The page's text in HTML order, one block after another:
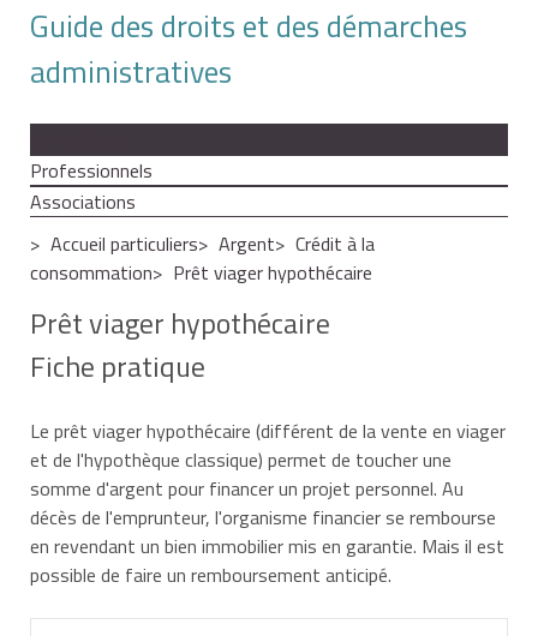
Guide des droits et des démarches
administratives
Professionnels
Associations
Accueil particuliers
Argent
Crédit à la
consommation
Prêt viager hypothécaire
Prêt viager hypothécaire
Fiche pratique
Le prêt viager hypothécaire (différent de la vente en viager
et de l'hypothèque classique) permet de toucher une
somme d'argent pour financer un projet personnel. Au
décès de l'emprunteur, l'organisme financier se rembourse
en revendant un bien immobilier mis en garantie. Mais il est
possible de faire un remboursement anticipé.